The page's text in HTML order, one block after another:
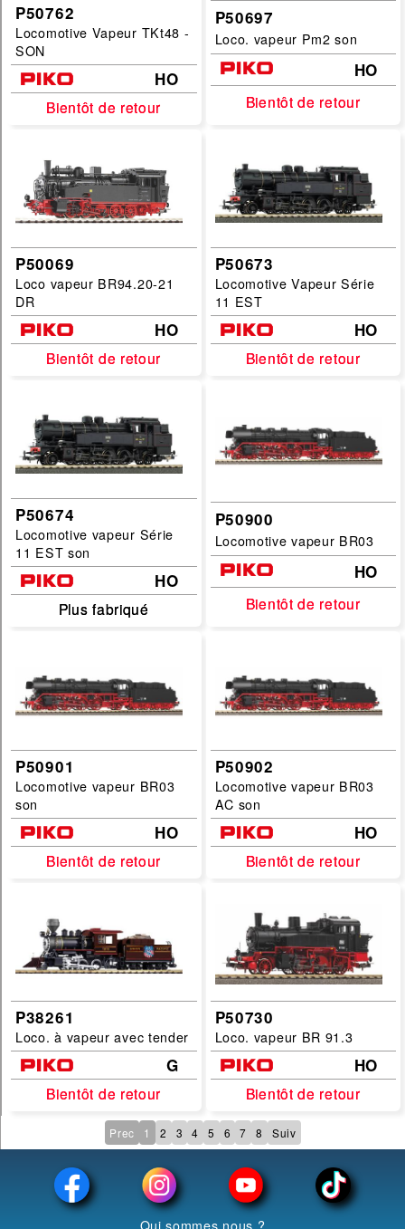
P50762
Locomotive Vapeur TKt48 -
SON
HO
Bientôt de retour
Bientôt de retour
P50697
Loco. vapeur Pm2 son
HO
Bientôt de retour
Bientôt de retour
P50069
Loco vapeur BR94.20-21
DR
HO
Bientôt de retour
Bientôt de retour
P50673
Locomotive Vapeur Série
11 EST
HO
Bientôt de retour
Bientôt de retour
P50674
Locomotive vapeur Série
11 EST son
HO
Plus fabriqué
Plus fabriqué
P50900
Locomotive vapeur BR03
HO
Bientôt de retour
Bientôt de retour
P50901
Locomotive vapeur BR03
son
HO
Bientôt de retour
Bientôt de retour
P50902
Locomotive vapeur BR03
AC son
HO
Bientôt de retour
Bientôt de retour
P38261
Loco. à vapeur avec tender
G
Bientôt de retour
Bientôt de retour
P50730
Loco. vapeur BR 91.3
HO
Bientôt de retour
Bientôt de retour
Prec 1 2 3 4 5 6 7 8 Suiv
Qui sommes nous ?